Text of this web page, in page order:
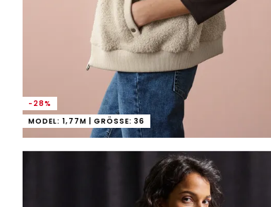
-28%
MODEL: 1,77M | GRÖSSE: 36